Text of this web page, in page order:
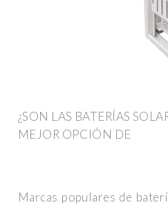
¿SON LAS BATERÍAS
MEJOR OPCIÓN DE
Marcas populares de